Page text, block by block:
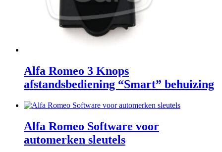
Alfa Romeo 3 Knops
afstandsbediening “Smart” behuizing
Alfa Romeo Software voor
automerken sleutels